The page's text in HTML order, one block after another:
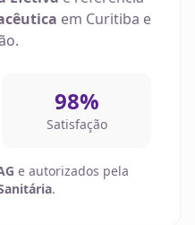
em Curitiba e
98%
Satisfação
e autorizados pela
.